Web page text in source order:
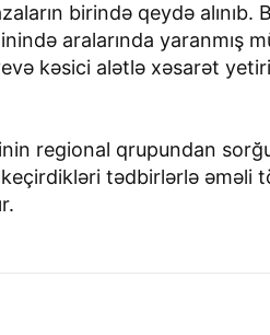
birində qeydə alınıb.
aralarında yaranmış
kəsici alətlə xəsarət
regional qrupundan
tədbirlərlə əməli
Silahlı
təbrik
Bu il
şəxs